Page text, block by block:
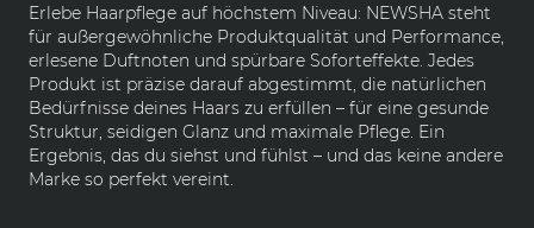
Erlebe Haarpflege auf höchstem Niveau: NEWSHA steht
für außergewöhnliche Produktqualität und Performance,
erlesene Duftnoten und spürbare Soforteffekte. Jedes
Produkt ist präzise darauf abgestimmt, die natürlichen
Bedürfnisse deines Haars zu erfüllen – für eine gesunde
Struktur, seidigen Glanz und maximale Pflege. Ein
Ergebnis, das du siehst und fühlst – und das keine andere
Marke so perfekt vereint.